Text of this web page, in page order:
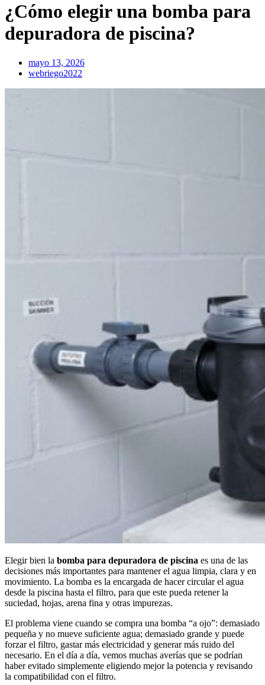
¿Cómo elegir una bomba para
depuradora de piscina?
mayo 13, 2026
webriego2022
Elegir bien la bomba para depuradora de piscina es una de las
decisiones más importantes para mantener el agua limpia, clara y en
movimiento. La bomba es la encargada de hacer circular el agua
desde la piscina hasta el filtro, para que este pueda retener la
suciedad, hojas, arena fina y otras impurezas.
El problema viene cuando se compra una bomba “a ojo”: demasiado
pequeña y no mueve suficiente agua; demasiado grande y puede
forzar el filtro, gastar más electricidad y generar más ruido del
necesario. En el día a día, vemos muchas averías que se podrían
haber evitado simplemente eligiendo mejor la potencia y revisando
la compatibilidad con el filtro.